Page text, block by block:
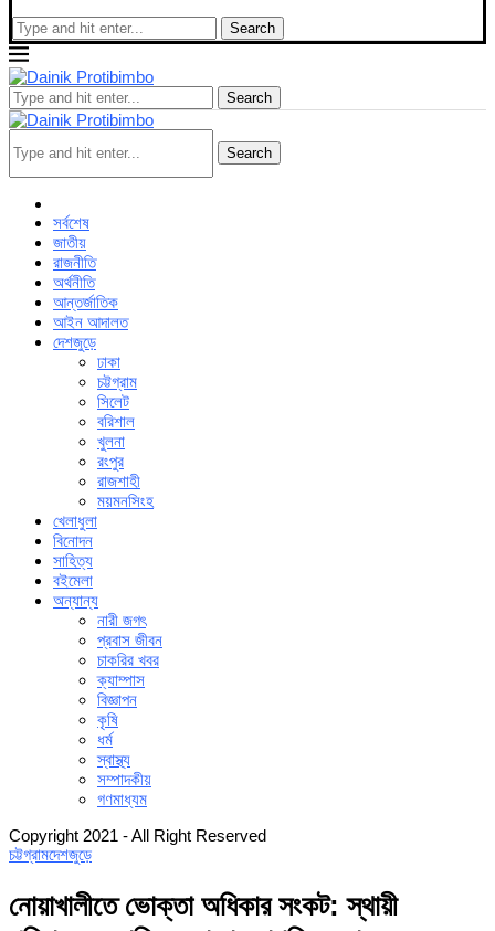
Search
Search
Search
সর্বশেষ
জাতীয়
রাজনীতি
অর্থনীতি
আন্তর্জাতিক
আইন আদালত
দেশজুড়ে
ঢাকা
চট্টগ্রাম
সিলেট
বরিশাল
খুলনা
রংপুর
রাজশাহী
ময়মনসিংহ
খেলাধুলা
বিনোদন
সাহিত্য
বইমেলা
অন্যান্য
নারী জগৎ
প্রবাস জীবন
চাকরির খবর
ক্যাম্পাস
বিজ্ঞাপন
কৃষি
ধর্ম
স্বাস্থ্য
সম্পাদকীয়
গণমাধ্যম
Copyright 2021 - All Right Reserved
চট্টগ্রামদেশজুড়ে
নোয়াখালীতে ভোক্তা অধিকার সংকট: স্থায়ী